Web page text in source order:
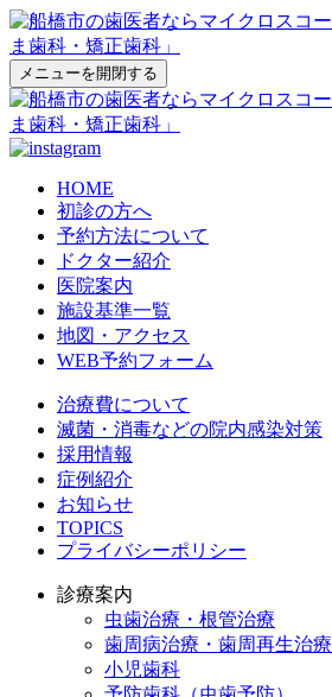
メニューを開閉する
HOME
初診の方へ
予約方法について
ドクター紹介
医院案内
施設基準一覧
地図・アクセス
WEB予約フォーム
治療費について
滅菌・消毒などの院内感染対策
採用情報
症例紹介
お知らせ
TOPICS
プライバシーポリシー
診療案内
虫歯治療・根管治療
歯周病治療・歯周再生治療
小児歯科